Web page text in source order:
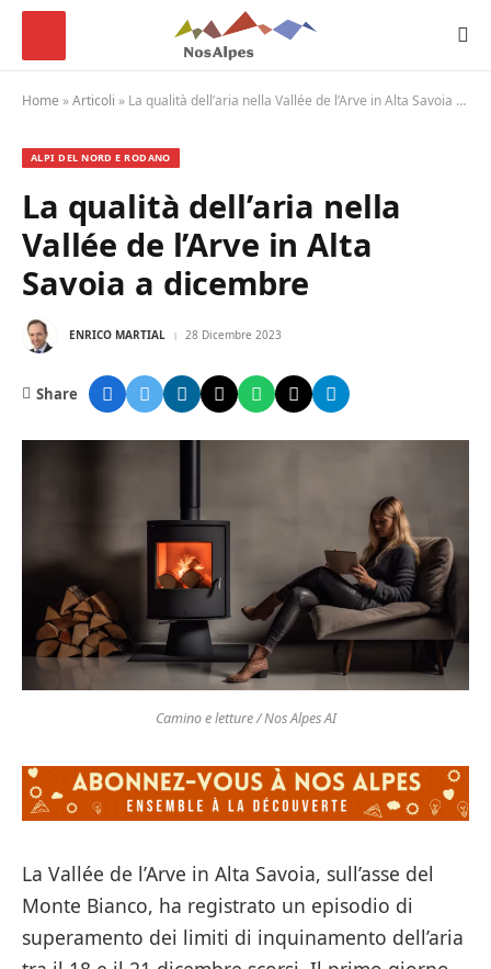
Home »Articoli » La qualità dell’aria nella Vallée de l’Arve in Alta Savoia a dicembre
ALPI DEL NORD E RODANO
La qualità dell’aria nella
Vallée de l’Arve in Alta
Savoia a dicembre
ENRICO MARTIAL 28 Dicembre 2023
Share
Camino e letture / Nos Alpes AI
La Vallée de l’Arve in Alta Savoia, sull’asse del
Monte Bianco, ha registrato un episodio di
superamento dei limiti di inquinamento dell’aria